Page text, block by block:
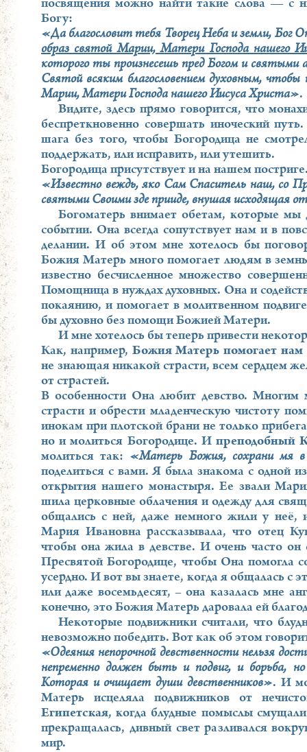
посвящения можно найти такие слова — с
Богу:
«Да благословит тебя Творец Неба и земли, Бог
образ святой Марии, Матери Господа нашего
которого ты произнесешь пред Богом и
Святой всяким благословением духовным,
Марии, Матери Господа нашего Иисуса Христа».
Видите, здесь прямо говорится, что
беспреткновенно совершать иноческий
шага без того, чтобы Богородица не
поддержать, или исправить, или утешить.
Богородица присутствует и на нашем
«Известно веждь, яко Сам Спаситель наш, со
святыми Своими зде прииде, внушая исходящая
Богоматерь внимает обетам, которые
событии. Она всегда сопутствует нам и в
делании. И об этом мне хотелось бы
Божия Матерь много помогает людям в
известно бесчисленное множество
Помощница в нуждах духовных. Она и
покаянию, и помогает в молитвенном
бы духовно без помощи Божией Матери.
И мне хотелось бы теперь привести
Как, например, Божия Матерь помогает нам
не знающая никакой страсти, всем сердцем
от страстей.
В особенности Она любит девство. Многим
страсти и обрести младенческую чистоту
инокам при плотской брани не только
но и молиться Богородице. И преподобный
молиться так: «Матерь Божия, сохрани мя
поделиться с вами. Я была знакома с одной
открытия нашего монастыря. Ее звали
шила церковные облачения и одежду для
общались с ней, даже немного жили у неё,
Мария Ивановна рассказывала, что отец
чтобы она жила в девстве. И очень часто он
Пресвятой Богородице, чтобы Она помогла
усердно. И вот вы знаете, когда я общалась с
или даже восемьдесят, – она казалась мне
конечно, это Божия Матерь даровала ей
Некоторые подвижники считали, что
невозможно победить. Вот как об этом
«Одеяния непорочной девственности нельзя
непременно должен быть и подвиг, и борьба,
Которая и очищает души девственников». И
Матерь исцеляла подвижников от
Египетская, когда блудные помыслы
прекращалась, дивный свет разливался
мир.